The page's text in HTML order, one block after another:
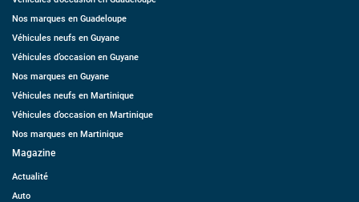
Nos marques en Guadeloupe
Véhicules neufs en Guyane
Véhicules d’occasion en Guyane
Nos marques en Guyane
Véhicules neufs en Martinique
Véhicules d’occasion en Martinique
Nos marques en Martinique
Magazine
Actualité
Auto